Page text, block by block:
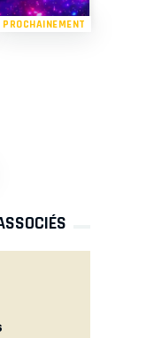
PROCHAINEMENT